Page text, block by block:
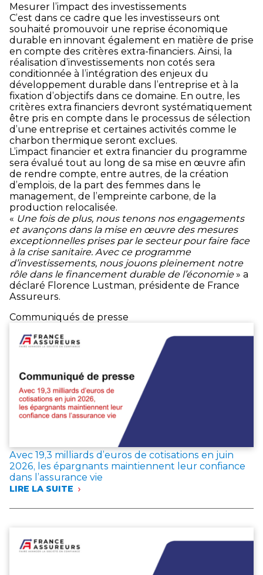
Mesurer l’impact des investissements
C’est dans ce cadre que les investisseurs ont
souhaité promouvoir une reprise économique
durable en innovant également en matière de prise
en compte des critères extra-financiers. Ainsi, la
réalisation d’investissements non cotés sera
conditionnée à l’intégration des enjeux du
développement durable dans l’entreprise et à la
fixation d’objectifs dans ce domaine. En outre, les
critères extra financiers devront systématiquement
être pris en compte dans le processus de sélection
d’une entreprise et certaines activités comme le
charbon thermique seront exclues.
L’impact financier et extra financier du programme
sera évalué tout au long de sa mise en œuvre afin
de rendre compte, entre autres, de la création
d’emplois, de la part des femmes dans le
management, de l’empreinte carbone, de la
production relocalisée.
« Une fois de plus, nous tenons nos engagements
et avançons dans la mise en œuvre des mesures
exceptionnelles prises par le secteur pour faire face
à la crise sanitaire. Avec ce programme
d’investissements, nous jouons pleinement notre
rôle dans le financement durable de l’économie» a
déclaré Florence Lustman, présidente de France
Assureurs.
Communiqués de presse
Avec 19,3 milliards d’euros de cotisations en juin
2026, les épargnants maintiennent leur confiance
dans l’assurance vie
LIRE LA SUITE
:
COTISATIONS